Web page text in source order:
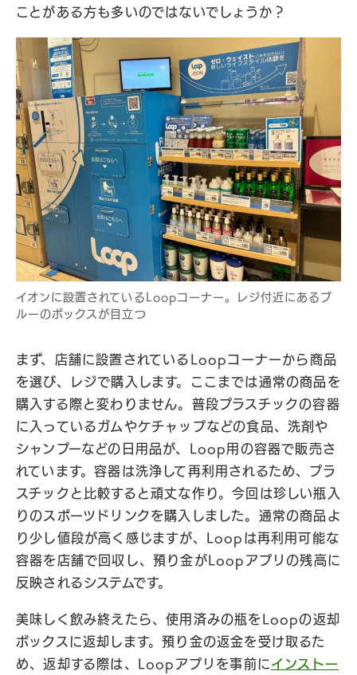
ことがある方も多いのではないでしょうか？
イオンに設置されているLoopコーナー。レジ付近にあるブ
ルーのボックスが目立つ
まず、店舗に設置されているLoopコーナーから商品
を選び、レジで購入します。ここまでは通常の商品を
購入する際と変わりません。普段プラスチックの容器
に入っているガムやケチャップなどの食品、洗剤や
シャンプーなどの日用品が、Loop用の容器で販売さ
れています。容器は洗浄して再利用されるため、プラ
スチックと比較すると頑丈な作り。今回は珍しい瓶入
りのスポーツドリンクを購入しました。通常の商品よ
り少し値段が高く感じますが、Loopは再利用可能な
容器を店舗で回収し、預り金がLoopアプリの残高に
反映されるシステムです。
美味しく飲み終えたら、使用済みの瓶をLoopの返却
ボックスに返却します。預り金の返金を受け取るた
め、返却する際は、Loopアプリを事前に インストー